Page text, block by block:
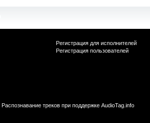
Регистрация для исполнителей
Регистрация пользователей
Распознавание треков при поддержке AudioTag.info